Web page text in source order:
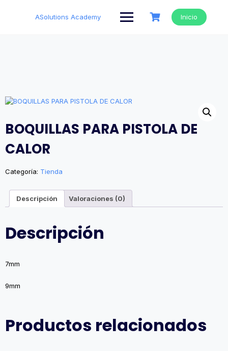
ASolutions Academy Inicio
BOQUILLAS PARA PISTOLA DE
CALOR
Categoría: Tienda
Descripción Valoraciones (0)
Descripción
7mm
9mm
Productos relacionados